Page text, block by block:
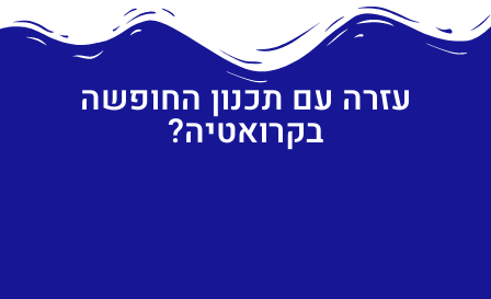
עזרה עם תכנון החופשה
בקרואטיה?